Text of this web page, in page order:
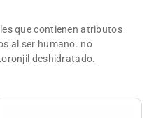
que contienen atributos
al ser humano. no
deshidratado.